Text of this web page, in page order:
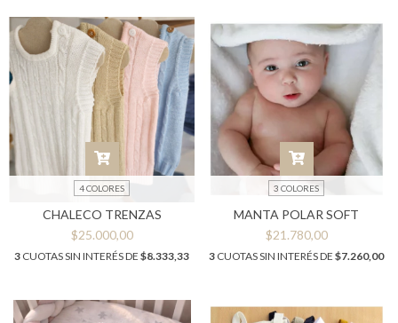
4 COLORES
CHALECO TRENZAS
$25.000,00
3 CUOTAS SIN INTERÉS DE $8.333,33
3 COLORES
MANTA POLAR SOFT
$21.780,00
3 CUOTAS SIN INTERÉS DE $7.260,00